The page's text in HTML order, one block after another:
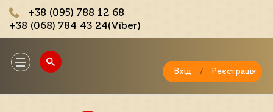
+38 (095) 788 12 68
+38 (068) 784 43 24(Viber)
Toggle
navigation
Вхід / Реєстрація